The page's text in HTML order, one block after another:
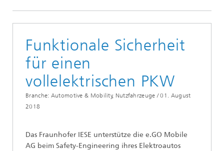
Funktionale Sicherheit
für einen
vollelektrischen PKW
Branche: Automotive & Mobility, Nutzfahrzeuge / 01. August
2018
Das Fraunhofer IESE unterstütze die e.GO Mobile
AG beim Safety-Engineering ihres Elektroautos